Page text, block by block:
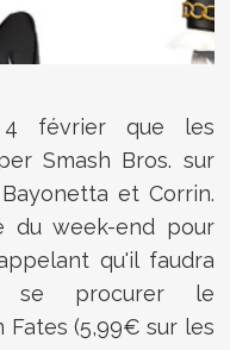
février que les
Smash Bros. sur
et Corrin.
du week-end pour
qu'il faudra
se procurer le
Fates (5,99€ sur les